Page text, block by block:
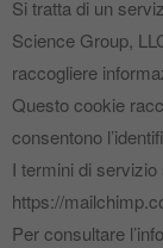
Si tratta di un
Science Group,
raccogliere
Questo cookie
consentono
I termini di
https://
Per consultare